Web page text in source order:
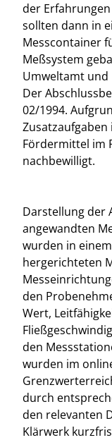
der
sollten dann in
Messcontainer
Meßsystem
Umweltamt und
Der
02/1994.
Fördermittel im
nachbewilligt.
Darstellung der
angewandten
wurden in
hergerichteten
den
Wert,
den
wurden im
durch
den relevanten
Klärwerk